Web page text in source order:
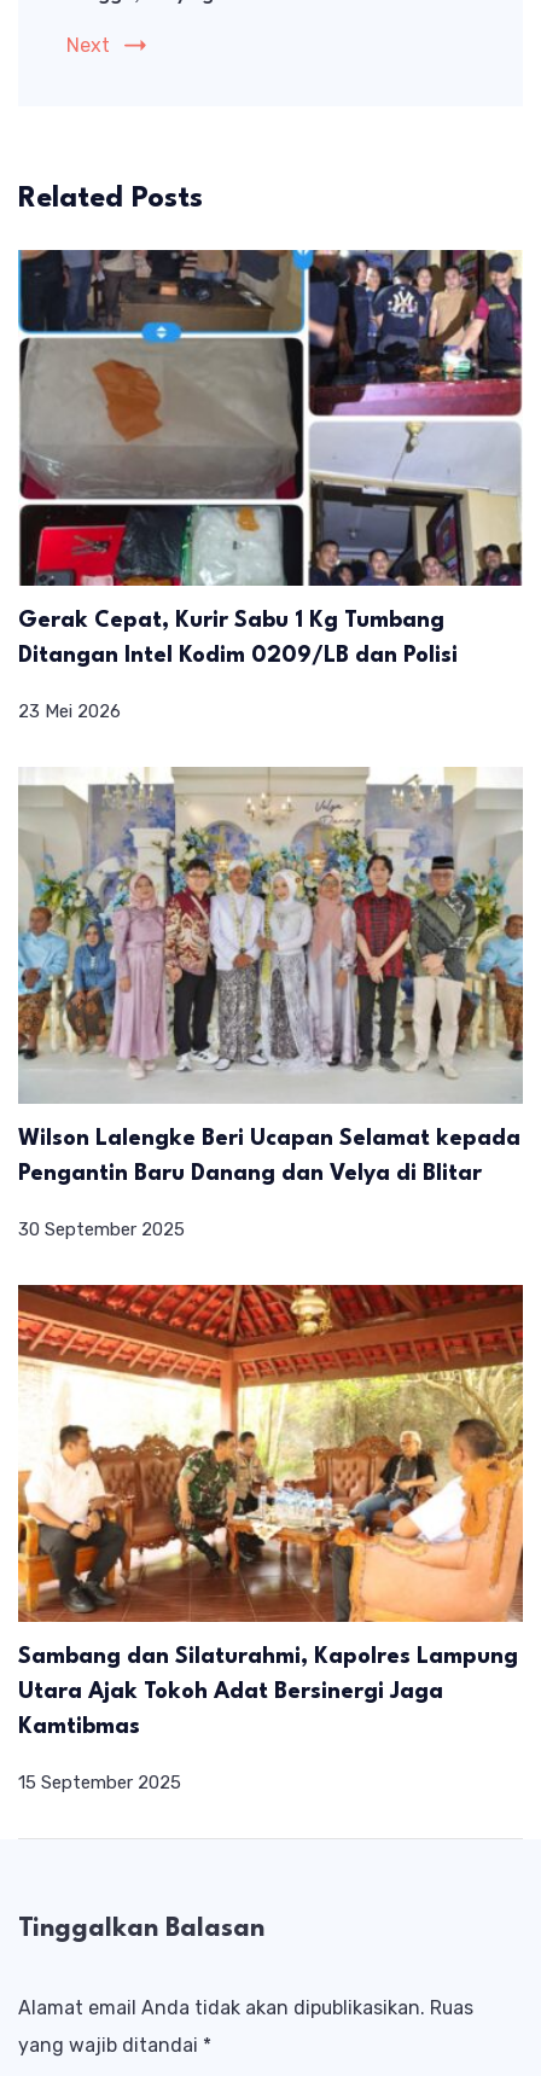
Next
Related Posts
Gerak Cepat, Kurir Sabu 1 Kg Tumbang
Ditangan Intel Kodim 0209/LB dan Polisi
23 Mei 2026
Wilson Lalengke Beri Ucapan Selamat kepada
Pengantin Baru Danang dan Velya di Blitar
30 September 2025
Sambang dan Silaturahmi, Kapolres Lampung
Utara Ajak Tokoh Adat Bersinergi Jaga
Kamtibmas
15 September 2025
Tinggalkan Balasan
Alamat email Anda tidak akan dipublikasikan. Ruas
yang wajib ditandai *